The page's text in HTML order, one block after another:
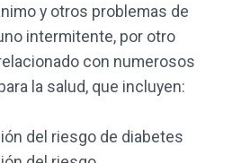
y otros problemas de
intermitente, por otro
con numerosos
la salud, que incluyen:
del riesgo de diabetes